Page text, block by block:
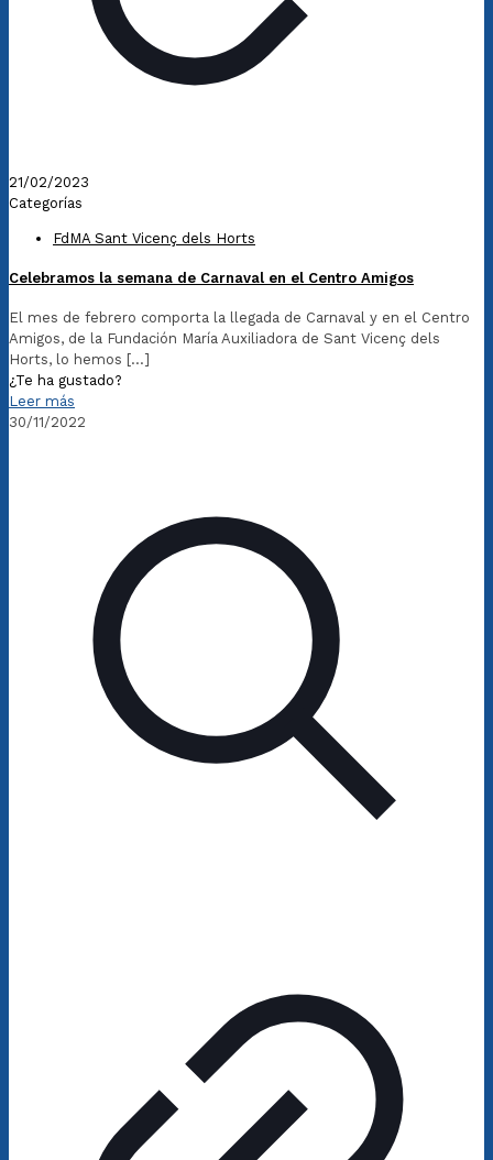
21/02/2023
Categorías
FdMA Sant Vicenç dels Horts
Celebramos la semana de Carnaval en el Centro Amigos
El mes de febrero comporta la llegada de Carnaval y en el Centro
Amigos, de la Fundación María Auxiliadora de Sant Vicenç dels
Horts, lo hemos […]
¿Te ha gustado?
Leer más
30/11/2022